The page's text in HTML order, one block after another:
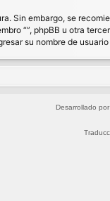
Sin embargo, se
“”, phpBB u otra
su nombre de
Desarrollado por